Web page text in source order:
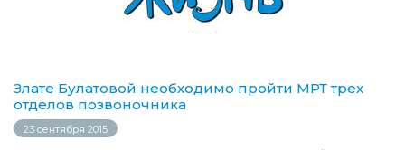
Злате Булатовой необходимо пройти МРТ трех
отделов позвоночника
23 сентября 2015